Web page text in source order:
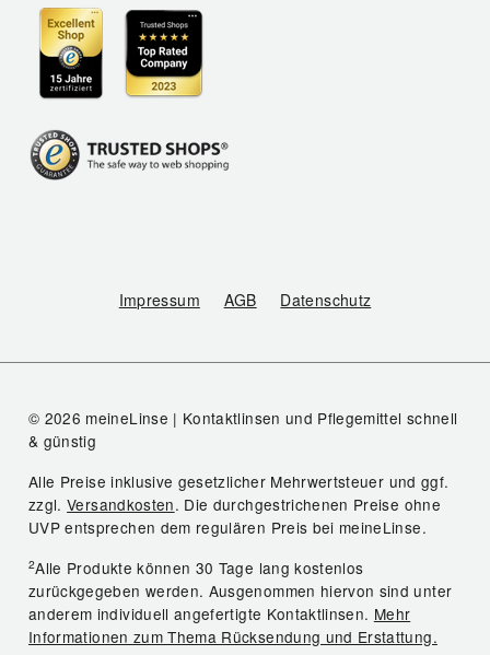
Impressum AGB Datenschutz
© 2026 meineLinse | Kontaktlinsen und Pflegemittel schnell
& günstig
Alle Preise inklusive gesetzlicher Mehrwertsteuer und ggf.
zzgl.Versandkosten. Die durchgestrichenen Preise ohne
UVP entsprechen dem regulären Preis bei meineLinse.
2Alle Produkte können 30 Tage lang kostenlos
zurückgegeben werden. Ausgenommen hiervon sind unter
anderem individuell angefertigte Kontaktlinsen. Mehr
Informationen zum Thema Rücksendung und Erstattung.